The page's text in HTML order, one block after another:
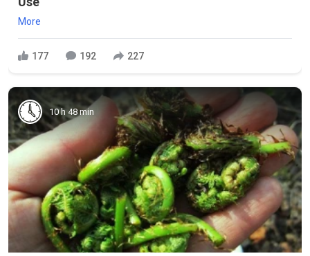
More
177 192 227
10 h 48 min